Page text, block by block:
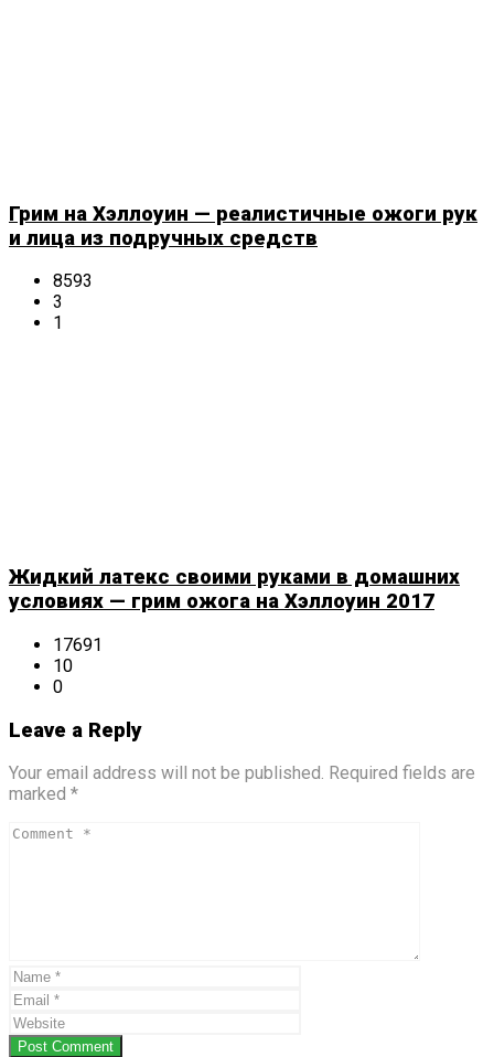
Грим на Хэллоуин — реалистичные ожоги рук
и лица из подручных средств
8593
3
1
Жидкий латекс своими руками в домашних
условиях — грим ожога на Хэллоуин 2017
17691
10
0
Leave a Reply
Your email address will not be published. Required fields are
marked *
Post Comment